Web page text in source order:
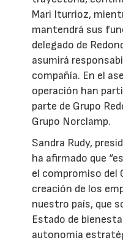
Mari Iturrioz,
mantendrá sus
delegado de
asumirá
compañía. En el
operación han
parte de Grupo
Grupo Norclamp.
Sandra Rudy,
ha afirmado que
el compromiso del
creación de los
nuestro país, que
Estado de
autonomía